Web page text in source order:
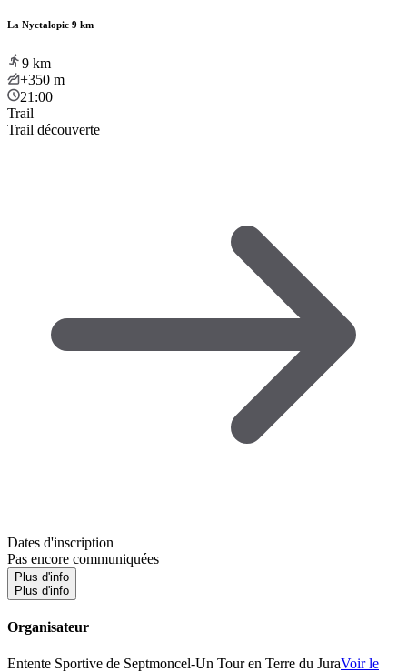
La Nyctalopic 9 km
9 km
+350 m
21:00
Trail
Trail découverte
Dates d'inscription
Pas encore communiquées
Plus d'info
Plus d'info
Organisateur
Entente Sportive de Septmoncel-Un Tour en Terre du JuraVoir le